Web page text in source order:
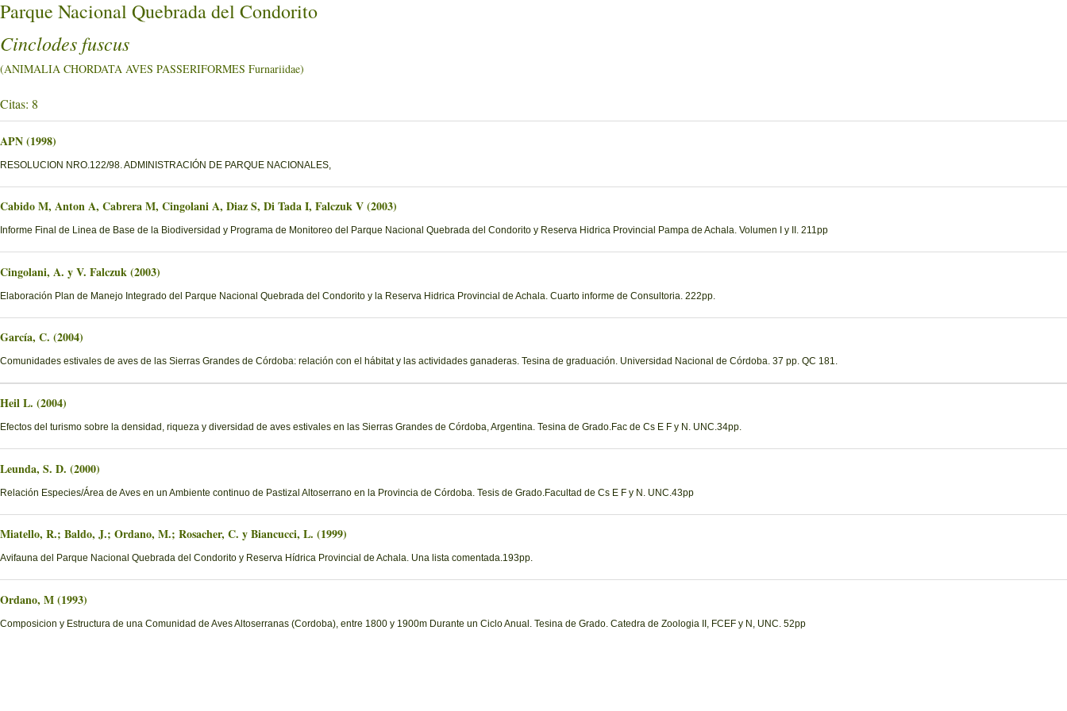
Parque Nacional Quebrada del Condorito
Cinclodes fuscus
(ANIMALIA CHORDATA AVES PASSERIFORMES Furnariidae)
Citas: 8
APN (1998)
RESOLUCION NRO.122/98. ADMINISTRACIÓN DE PARQUE NACIONALES,
Cabido M, Anton A, Cabrera M, Cingolani A, Diaz S, Di Tada I, Falczuk V (2003)
Informe Final de Linea de Base de la Biodiversidad y Programa de Monitoreo del Parque Nacional Quebrada del Condorito y Reserva Hidrica Provincial Pampa de Achala. Volumen I y II. 211pp
Cingolani, A. y V. Falczuk (2003)
Elaboración Plan de Manejo Integrado del Parque Nacional Quebrada del Condorito y la Reserva Hidrica Provincial de Achala. Cuarto informe de Consultoria. 222pp.
García, C. (2004)
Comunidades estivales de aves de las Sierras Grandes de Córdoba: relación con el hábitat y las actividades ganaderas. Tesina de graduación. Universidad Nacional de Córdoba. 37 pp. QC 181.
Heil L. (2004)
Efectos del turismo sobre la densidad, riqueza y diversidad de aves estivales en las Sierras Grandes de Córdoba, Argentina. Tesina de Grado.Fac de Cs E F y N. UNC.34pp.
Leunda, S. D. (2000)
Relación Especies/Área de Aves en un Ambiente continuo de Pastizal Altoserrano en la Provincia de Córdoba. Tesis de Grado.Facultad de Cs E F y N. UNC.43pp
Miatello, R.; Baldo, J.; Ordano, M.; Rosacher, C. y Biancucci, L. (1999)
Avifauna del Parque Nacional Quebrada del Condorito y Reserva Hídrica Provincial de Achala. Una lista comentada.193pp.
Ordano, M (1993)
Composicion y Estructura de una Comunidad de Aves Altoserranas (Cordoba), entre 1800 y 1900m Durante un Ciclo Anual. Tesina de Grado. Catedra de Zoologia II, FCEF y N, UNC. 52pp